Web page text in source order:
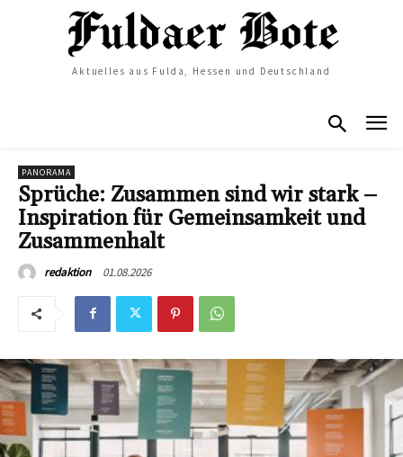
Aktuelles aus Fulda, Hessen und Deutschland
PANORAMA
Sprüche: Zusammen sind wir stark –
Inspiration für Gemeinsamkeit und
Zusammenhalt
redaktion 01.08.2026